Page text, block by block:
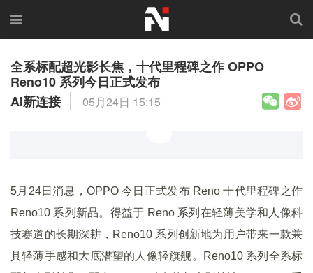
全系标配超光影长焦，十代里程碑之作 OPPO
Reno10 系列今日正式发布
AI新连接
05月24日 15:15
5月24日消息，OPPO 今日正式发布 Reno 十代里程碑之作
Reno10 系列新品。得益于 Reno 系列在轻薄美学和人像科
技赛道的长期深耕，Reno10 系列创新地为用户带来一款兼
具轻薄手感和大底潜望的人像轻旗舰。Reno10 系列全系标